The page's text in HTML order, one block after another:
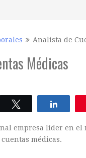
Analista de
Médicas
Twittear
empresa líder en el
médicas.